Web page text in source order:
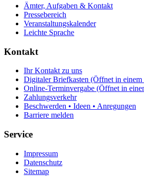
Ämter, Aufgaben & Kontakt
Pressebereich
Veranstaltungskalender
Leichte Sprache
Kontakt
Ihr Kontakt zu uns
Digitaler Briefkasten (Öffnet in einem
Online-Terminvergabe (Öffnet in
Zahlungsverkehr
Beschwerden • Ideen • Anregungen
Barriere melden
Service
Impressum
Datenschutz
Sitemap